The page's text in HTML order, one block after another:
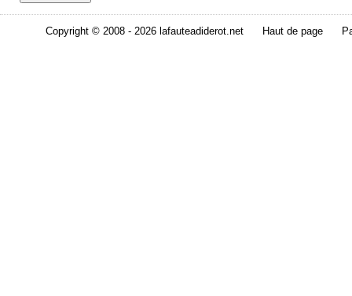
Copyright © 2008 - 2026 lafauteadiderot.net Haut de page